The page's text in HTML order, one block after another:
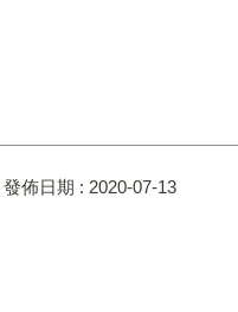
發佈日期 : 2020-07-13